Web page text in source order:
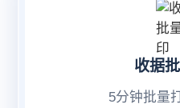
收据
5分钟批量